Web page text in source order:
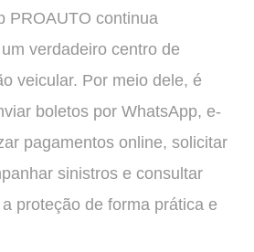
PROAUTO continua
verdadeiro centro de
veicular. Por meio dele, é
boletos por WhatsApp, e-
pagamentos online, solicitar
sinistros e consultar
proteção de forma prática e